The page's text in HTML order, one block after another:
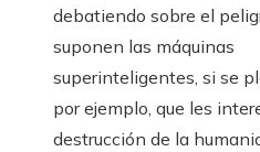
debatiendo sobre el
suponen las máquinas
superinteligentes, si se
por ejemplo, que les
destrucción de la